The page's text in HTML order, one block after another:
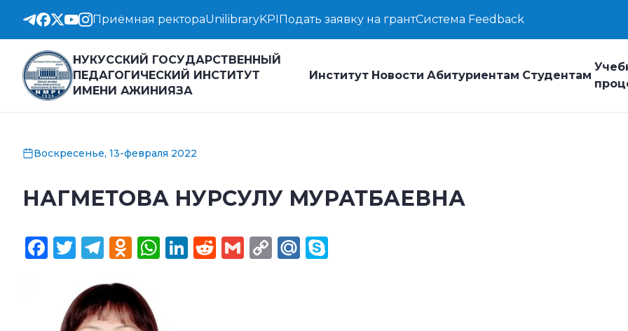
Приёмная ректораUnilibraryKPIПодать заявку на грантСистема Feedback
НУКУССКИЙ ГОСУДАРСТВЕННЫЙ
ПЕДАГОГИЧЕСКИЙ ИНСТИТУТ
ИМЕНИ АЖИНИЯЗА
Институт Новости Абитуриентам Студентам
Воскресенье, 13-февраля 2022
НАГМЕТОВА НУРСУЛУ МУРАТБАЕВНА
Facebook
Twitter
Telegram
Odnoklassniki
WhatsApp
LinkedIn
Reddit
Gmail
CopyMail.Ru